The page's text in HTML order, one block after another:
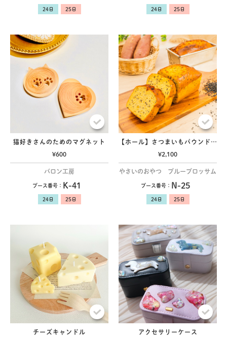
猫好きさんのためのマグネット
¥600
バロン工房
ブース番号： K-41
【ホール】さつまいもパウンド 黒ごま
¥2,100
やさいのおやつ ブルーブロッサム
ブース番号： N-25
チーズキャンドル
アクセサリーケース